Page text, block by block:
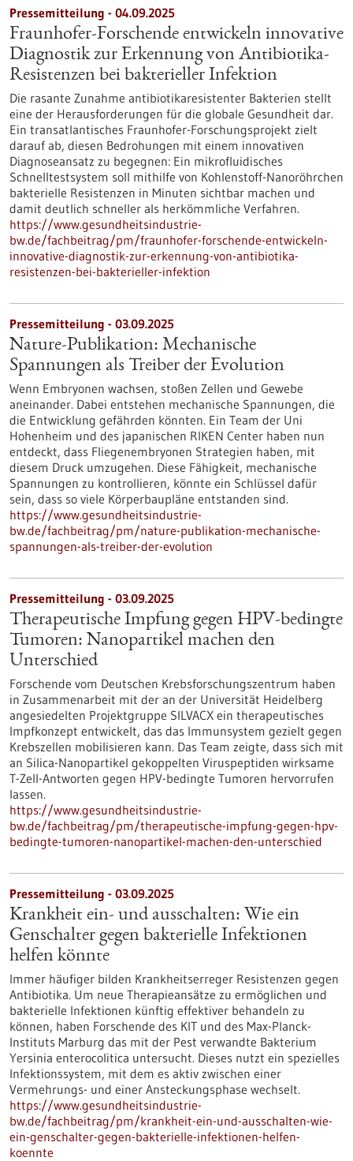
Pressemitteilung - 04.09.2025
Fraunhofer-Forschende entwickeln innovative
Diagnostik zur Erkennung von Antibiotika-
Resistenzen bei bakterieller Infektion
Die rasante Zunahme antibiotikaresistenter Bakterien stellt
eine der Herausforderungen für die globale Gesundheit dar.
Ein transatlantisches Fraunhofer-Forschungsprojekt zielt
darauf ab, diesen Bedrohungen mit einem innovativen
Diagnoseansatz zu begegnen: Ein mikrofluidisches
Schnelltestsystem soll mithilfe von Kohlenstoff-Nanoröhrchen
bakterielle Resistenzen in Minuten sichtbar machen und
damit deutlich schneller als herkömmliche Verfahren.
https://www.gesundheitsindustrie-
bw.de/fachbeitrag/pm/fraunhofer-forschende-entwickeln-
innovative-diagnostik-zur-erkennung-von-antibiotika-
resistenzen-bei-bakterieller-infektion
Pressemitteilung - 03.09.2025
Nature-Publikation: Mechanische
Spannungen als Treiber der Evolution
Wenn Embryonen wachsen, stoßen Zellen und Gewebe
aneinander. Dabei entstehen mechanische Spannungen, die
die Entwicklung gefährden könnten. Ein Team der Uni
Hohenheim und des japanischen RIKEN Center haben nun
entdeckt, dass Fliegenembryonen Strategien haben, mit
diesem Druck umzugehen. Diese Fähigkeit, mechanische
Spannungen zu kontrollieren, könnte ein Schlüssel dafür
sein, dass so viele Körperbaupläne entstanden sind.
https://www.gesundheitsindustrie-
bw.de/fachbeitrag/pm/nature-publikation-mechanische-
spannungen-als-treiber-der-evolution
Pressemitteilung - 03.09.2025
Therapeutische Impfung gegen HPV-bedingte
Tumoren: Nanopartikel machen den
Unterschied
Forschende vom Deutschen Krebsforschungszentrum haben
in Zusammenarbeit mit der an der Universität Heidelberg
angesiedelten Projektgruppe SILVACX ein therapeutisches
Impfkonzept entwickelt, das das Immunsystem gezielt gegen
Krebszellen mobilisieren kann. Das Team zeigte, dass sich mit
an Silica-Nanopartikel gekoppelten Viruspeptiden wirksame
T-Zell-Antworten gegen HPV-bedingte Tumoren hervorrufen
lassen.
https://www.gesundheitsindustrie-
bw.de/fachbeitrag/pm/therapeutische-impfung-gegen-hpv-
bedingte-tumoren-nanopartikel-machen-den-unterschied
Pressemitteilung - 03.09.2025
Krankheit ein- und ausschalten: Wie ein
Genschalter gegen bakterielle Infektionen
helfen könnte
Immer häufiger bilden Krankheitserreger Resistenzen gegen
Antibiotika. Um neue Therapieansätze zu ermöglichen und
bakterielle Infektionen künftig effektiver behandeln zu
können, haben Forschende des KIT und des Max-Planck-
Instituts Marburg das mit der Pest verwandte Bakterium
Yersinia enterocolitica untersucht. Dieses nutzt ein spezielles
Infektionssystem, mit dem es aktiv zwischen einer
Vermehrungs- und einer Ansteckungsphase wechselt.
https://www.gesundheitsindustrie-
bw.de/fachbeitrag/pm/krankheit-ein-und-ausschalten-wie-
ein-genschalter-gegen-bakterielle-infektionen-helfen-
koennte